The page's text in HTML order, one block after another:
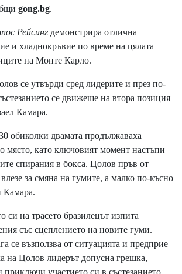
gong.bg.
Рейсинг демонстрира отлична
и хладнокръвие по време на цялата
на Монте Карло.
се утвърди сред лидерите и през по-
се движеше на втора позиция
Камара.
обиколки двамата продължаваха
място, като ключовият момент настъпи
спирания в бокса. Цолов пръв от
за смяна на гумите, а малко по-късно
Камара.
си на трасето бразилецът изпита
със сцеплението на новите гуми.
се възползва от ситуацията и предприе
на Цолов лидерът допусна грешка,
приключи участието си в състезанието.